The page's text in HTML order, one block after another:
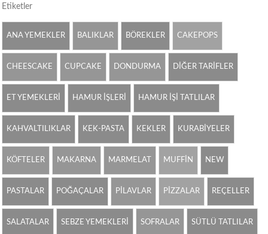
Etiketler
ANA YEMEKLER BALIKLAR BÖREKLER CAKEPOPS
CHEESCAKE CUPCAKE DONDURMA DİĞER TARİFLER
ET YEMEKLERİ HAMUR İŞLERİ HAMUR İŞİ TATLILAR
KAHVALTILIKLAR KEK-PASTA KEKLER KURABİYELER
KÖFTELER MAKARNA MARMELAT MUFFİN NEW
PASTALAR POĞAÇALAR PİLAVLAR PİZZALAR REÇELLER
SALATALAR SEBZE YEMEKLERİ SOFRALAR SÜTLÜ TATLILAR